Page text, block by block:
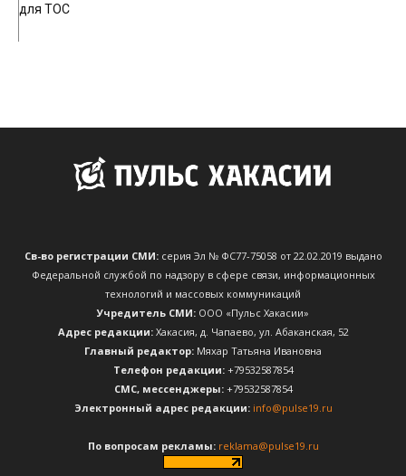
для ТОС
Св-во регистрации СМИ:серия Эл № ФС77-75058 от 22.02.2019 выдано
Федеральной службой по надзору в сфере связи, информационных
технологий и массовых коммуникаций
Учредитель СМИ: ООО «Пульс Хакасии»
Адрес редакции:Хакасия, д. Чапаево, ул. Абаканская, 52
Главный редактор: Мяхар Татьяна Ивановна
Телефон редакции:+79532587854
CМС, мессенджеры:+79532587854
Электронный адрес редакции: info@pulse19.ru
По вопросам рекламы: reklama@pulse19.ru